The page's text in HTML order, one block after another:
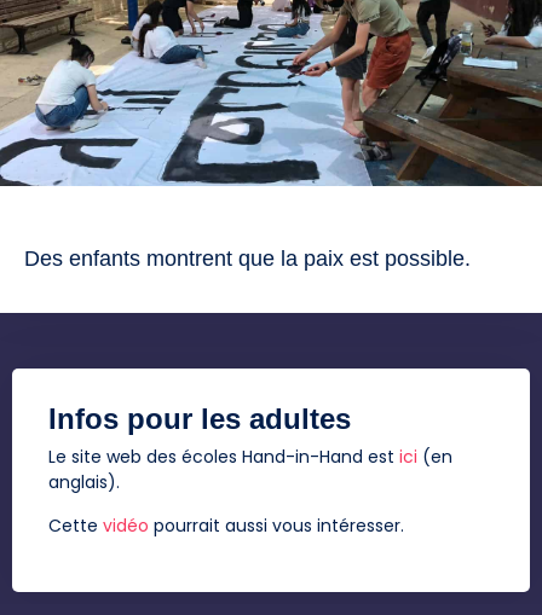
Des enfants montrent que la paix est possible.
Infos pour les adultes
Le site web des écoles Hand-in-Hand est ici (en
anglais).
Cette vidéo pourrait aussi vous intéresser.